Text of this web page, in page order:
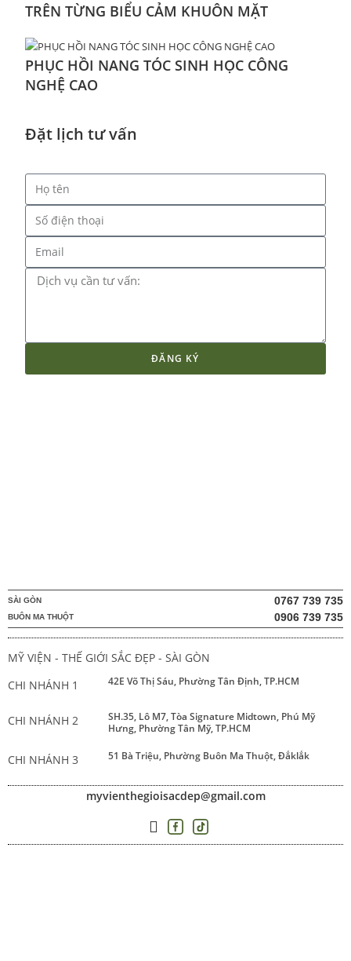
TRÊN TỪNG BIỂU CẢM KHUÔN MẶT
PHỤC HỒI NANG TÓC SINH HỌC CÔNG
NGHỆ CAO
Đặt lịch tư vấn
ĐĂNG KÝ
SÀI GÒN 0767 739 735
BUÔN MA THUỘT 0906 739 735
MỸ VIỆN - THẾ GIỚI SẮC ĐẸP - SÀI GÒN
CHI NHÁNH 1
42E Võ Thị Sáu, Phường Tân Định, TP.HCM
CHI NHÁNH 2
SH.35, Lô M7, Tòa Signature Midtown, Phú Mỹ
Hưng, Phường Tân Mỹ, TP.HCM
CHI NHÁNH 3 51 Bà Triệu, Phường Buôn Ma Thuột, Đắklắk
myvienthegioisacdep@gmail.com